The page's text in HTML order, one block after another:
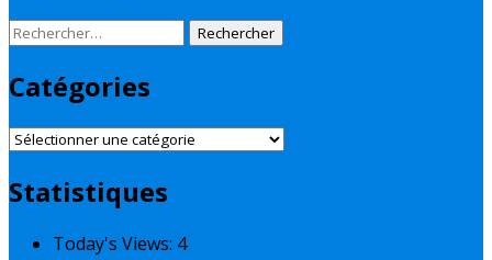
Rechercher :
Catégories
Catégories
Statistiques
Today's Views: 4